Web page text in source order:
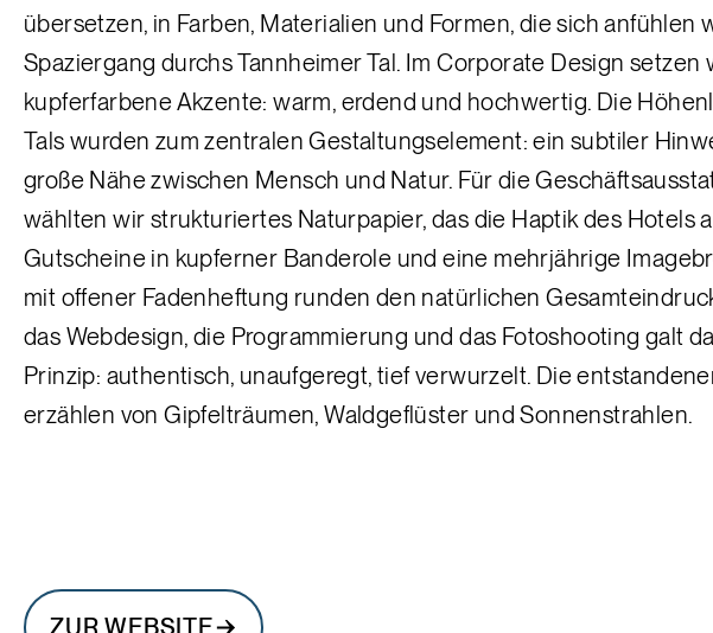
übersetzen, in Farben, Materialien und Formen, die sich anfühlen
Spaziergang durchs Tannheimer Tal. Im Corporate Design setzen
kupferfarbene Akzente: warm, erdend und hochwertig. Die
Tals wurden zum zentralen Gestaltungselement: ein subtiler
große Nähe zwischen Mensch und Natur. Für die
wählten wir strukturiertes Naturpapier, das die Haptik des Hotels
Gutscheine in kupferner Banderole und eine mehrjährige
mit offener Fadenheftung runden den natürlichen
das Webdesign, die Programmierung und das Fotoshooting galt
Prinzip: authentisch, unaufgeregt, tief verwurzelt. Die
erzählen von Gipfelträumen, Waldgeflüster und Sonnenstrahlen.
ZUR WEBSITE